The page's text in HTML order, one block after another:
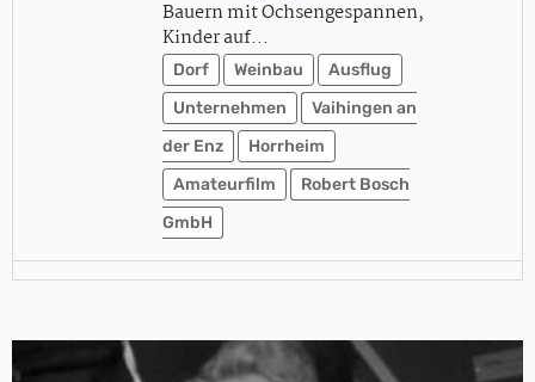
Bauern mit Ochsengespannen,
Kinder auf…
Dorf Weinbau
Ausflug
Unternehmen
Vaihingen an
der Enz
Horrheim
Amateurfilm
Robert Bosch
GmbH